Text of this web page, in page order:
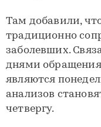
Там добавили,
традиционно
заболевших.
днями
являются
анализов
четвергу.